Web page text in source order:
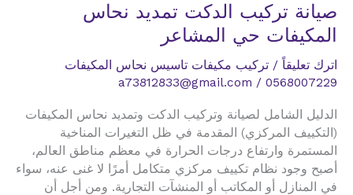
صيانة تركيب الدكت تمديد نحاس
المكيفات حي المشاعر
اترك تعليقاً / تركيب مكيفات تاسيس نحاس المكيفات
0568007229
/
a73812833@gmail.com
الدليل الشامل لصيانة وتركيب الدكت وتمديد نحاس المكيفات
(التكييف المركزي) المقدمة في ظل التغيرات المناخية
المستمرة وارتفاع درجات الحرارة في معظم مناطق العالم،
أصبح وجود نظام تكييف مركزي متكامل أمرًا لا غنى عنه، سواء
في المنازل أو المكاتب أو المنشآت التجارية. ومن أجل أن